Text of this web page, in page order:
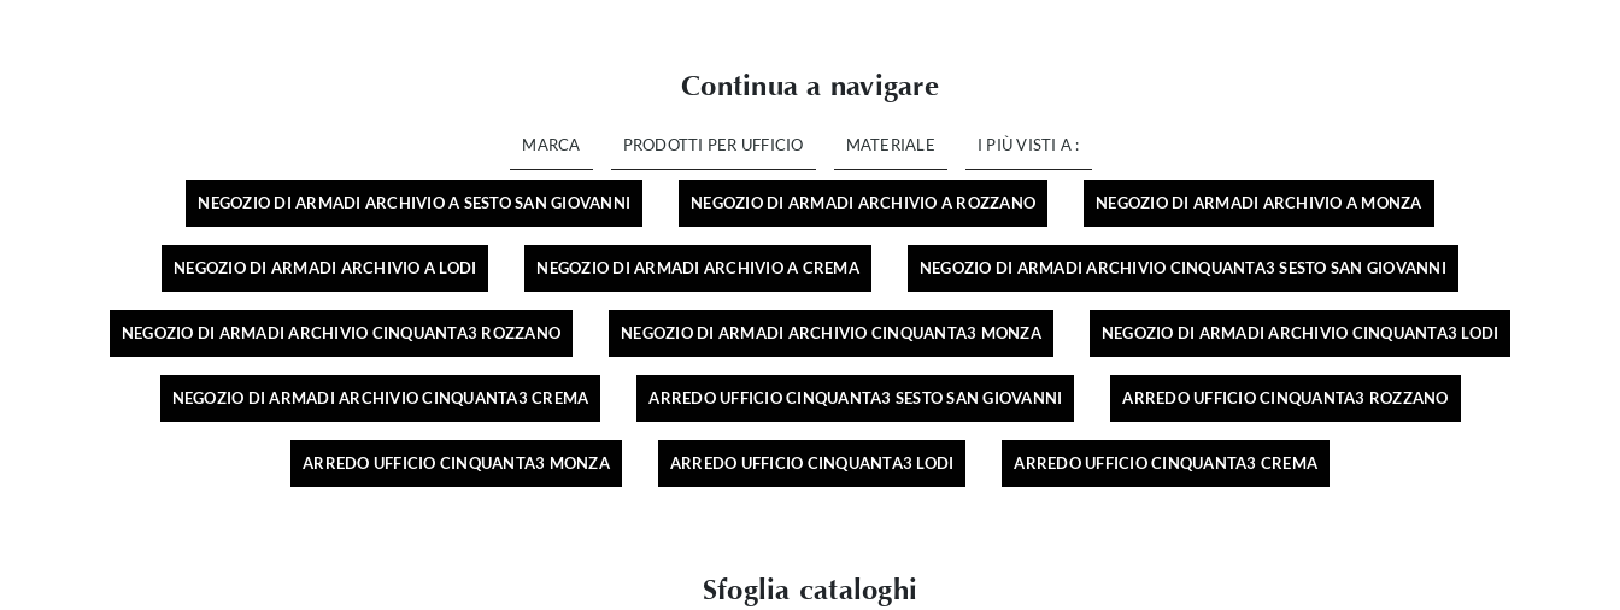
Continua a navigare
MARCA PRODOTTI PER UFFICIO MATERIALE I PIÙ VISTI A :
NEGOZIO DI ARMADI ARCHIVIO A SESTO SAN GIOVANNI NEGOZIO DI ARMADI ARCHIVIO A ROZZANO NEGOZIO DI ARMADI ARCHIVIO A MONZA
NEGOZIO DI ARMADI ARCHIVIO A LODI NEGOZIO DI ARMADI ARCHIVIO A CREMA NEGOZIO DI ARMADI ARCHIVIO CINQUANTA3 SESTO SAN GIOVANNI
NEGOZIO DI ARMADI ARCHIVIO CINQUANTA3 ROZZANO NEGOZIO DI ARMADI ARCHIVIO CINQUANTA3 MONZA NEGOZIO DI ARMADI ARCHIVIO CINQUANTA3 LODI
NEGOZIO DI ARMADI ARCHIVIO CINQUANTA3 CREMA ARREDO UFFICIO CINQUANTA3 SESTO SAN GIOVANNI ARREDO UFFICIO CINQUANTA3 ROZZANO
ARREDO UFFICIO CINQUANTA3 MONZA ARREDO UFFICIO CINQUANTA3 LODI ARREDO UFFICIO CINQUANTA3 CREMA
Sfoglia cataloghi